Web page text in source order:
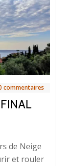
commentaires
de Neige
et rouler